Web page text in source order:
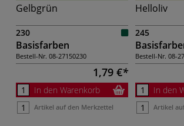
Gelbgrün
230
Basisfarben
Bestell-Nr. 08-27150230
1,79 €
In den Warenkorb
Artikel auf den Merkzettel
Helloliv
245
Bestell-Nr. 08-
In den
Artikel